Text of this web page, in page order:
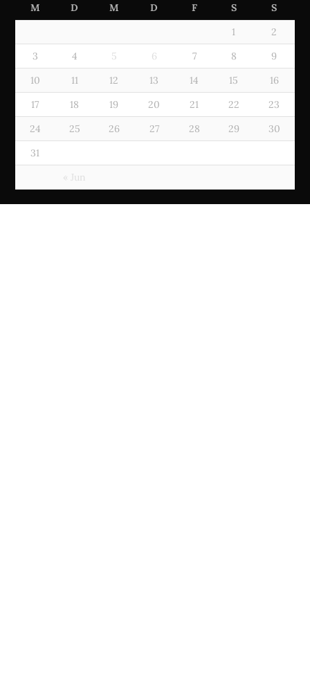
M D M D F S S
« Jun
1
2
3
4 5 6 7 8
9
10
11 12 13 14 15
16
17
18 19 20 21 22
23
24
25 26 27 28 29
30
31